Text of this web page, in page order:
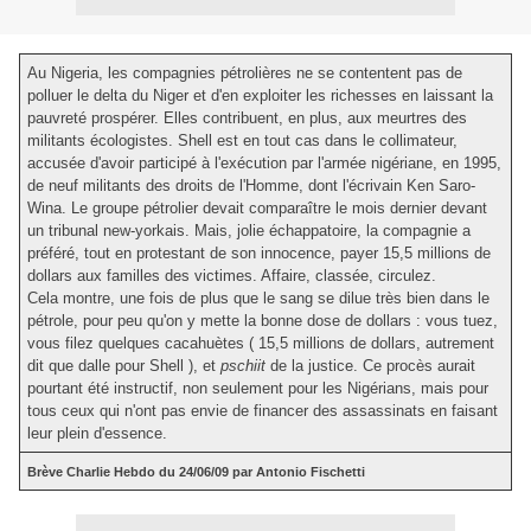
Au Nigeria, les compagnies pétrolières ne se contentent pas de
polluer le delta du Niger et d'en exploiter les richesses en laissant la
pauvreté prospérer. Elles contribuent, en plus, aux meurtres des
militants écologistes. Shell est en tout cas dans le collimateur,
accusée d'avoir participé à l'exécution par l'armée nigériane, en 1995,
de neuf militants des droits de l'Homme, dont l'écrivain Ken Saro-
Wina. Le groupe pétrolier devait comparaître le mois dernier devant
un tribunal new-yorkais. Mais, jolie échappatoire, la compagnie a
préféré, tout en protestant de son innocence, payer 15,5 millions de
dollars aux familles des victimes. Affaire, classée, circulez.
Cela montre, une fois de plus que le sang se dilue très bien dans le
pétrole, pour peu qu'on y mette la bonne dose de dollars : vous tuez,
vous filez quelques cacahuètes ( 15,5 millions de dollars, autrement
dit que dalle pour Shell ), et pschiit de la justice. Ce procès aurait
pourtant été instructif, non seulement pour les Nigérians, mais pour
tous ceux qui n'ont pas envie de financer des assassinats en faisant
leur plein d'essence.
Brève Charlie Hebdo du 24/06/09 par Antonio Fischetti